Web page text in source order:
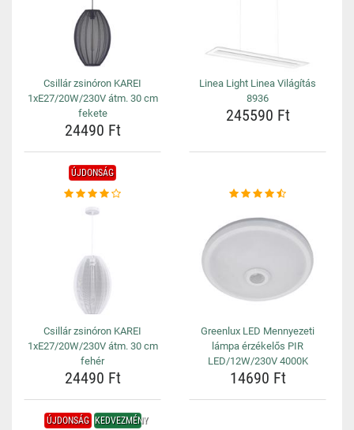
Csillár zsinóron KAREI
1xE27/20W/230V átm. 30 cm
fekete
24490 Ft
Linea Light Linea Világítás
8936
245590 Ft
ÚJDONSÁG
Csillár zsinóron KAREI
1xE27/20W/230V átm. 30 cm
fehér
24490 Ft
Greenlux LED Mennyezeti
lámpa érzékelős PIR
LED/12W/230V 4000K
14690 Ft
ÚJDONSÁG KEDVEZMÉNY